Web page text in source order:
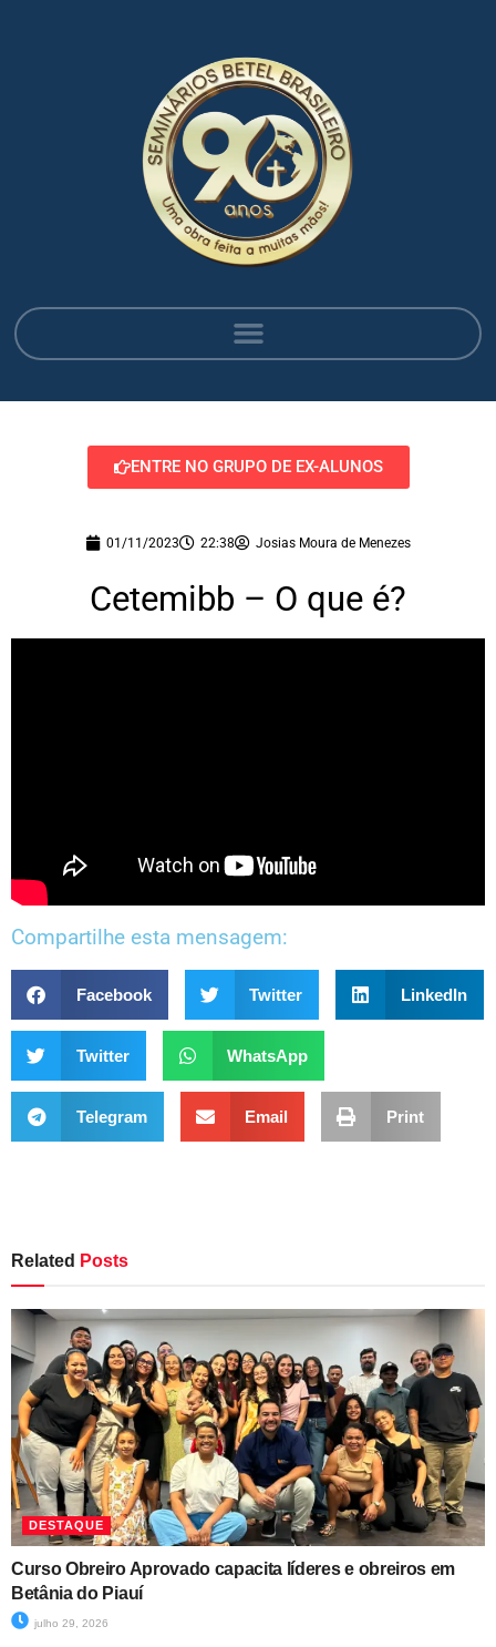
ENTRE NO GRUPO DE EX-ALUNOS
01/11/2023 22:38 Josias Moura de Menezes
Cetemibb – O que é?
Compartilhe esta mensagem:
Facebook Twitter LinkedIn
Twitter WhatsApp
Telegram Email Print
Related Posts
DESTAQUE
Curso Obreiro Aprovado capacita líderes e obreiros em
Betânia do Piauí
julho 29, 2026